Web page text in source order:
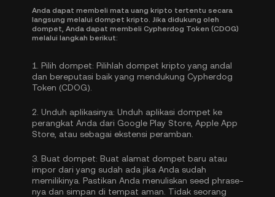
Anda dapat membeli mata uang kripto tertentu secara
langsung melalui dompet kripto. Jika didukung oleh
dompet, Anda dapat membeli Cypherdog Token (CDOG)
melalui langkah berikut:
1. Pilih dompet: Pilihlah dompet kripto yang andal
dan bereputasi baik yang mendukung Cypherdog
Token (CDOG).
2. Unduh aplikasinya: Unduh aplikasi dompet ke
perangkat Anda dari Google Play Store, Apple App
Store, atau sebagai ekstensi peramban.
3. Buat dompet: Buat alamat dompet baru atau
impor dari yang sudah ada jika Anda sudah
memilikinya. Pastikan Anda menuliskan seed phrase-
nya dan simpan di tempat aman. Tidak seorang